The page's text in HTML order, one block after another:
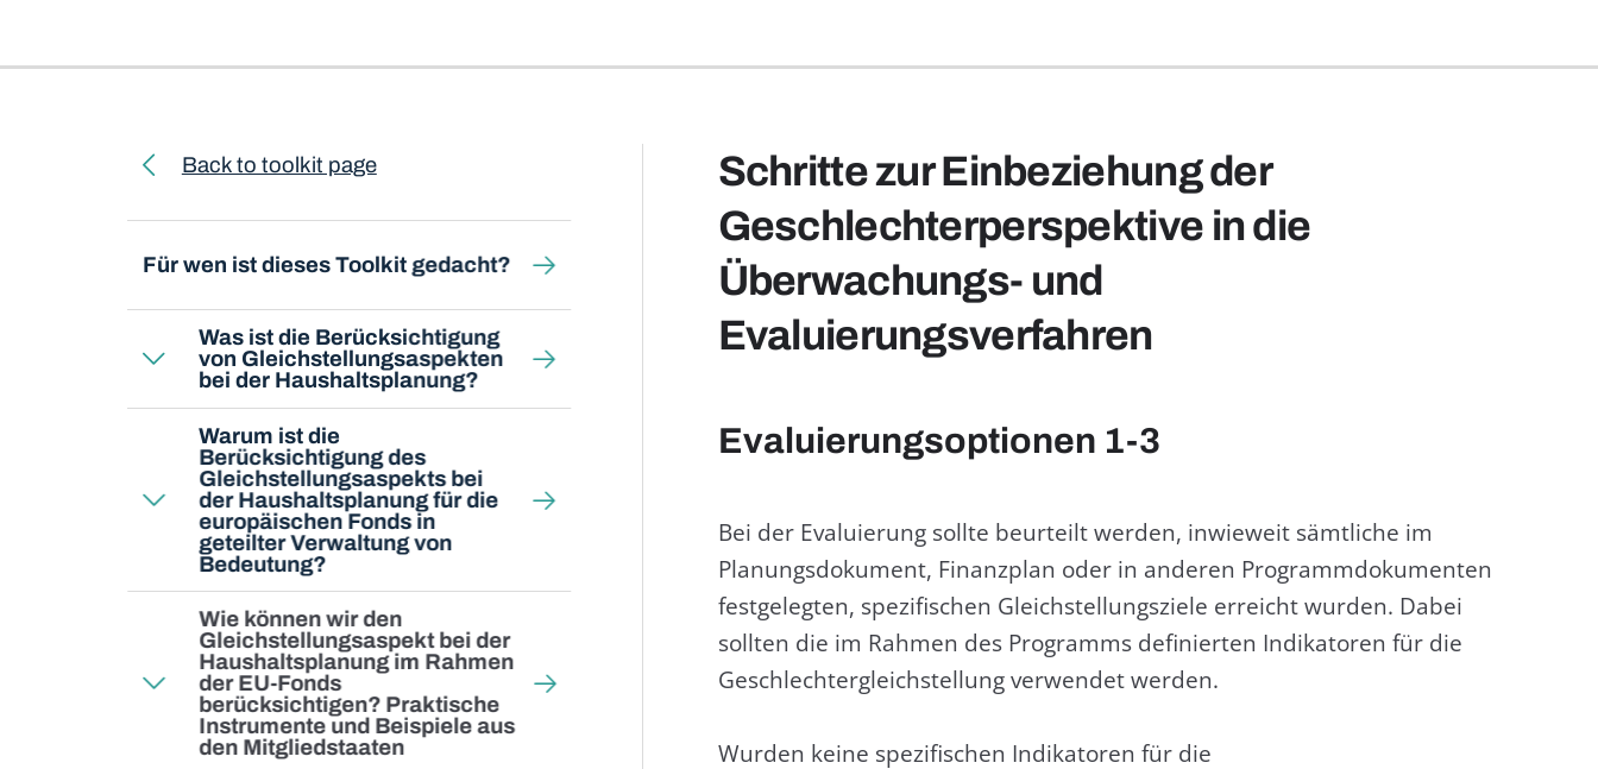
Toolkit navigation
Back to toolkit page
Für wen ist dieses Toolkit gedacht?
Was ist die Berücksichtigung
von Gleichstellungsaspekten
bei der Haushaltsplanung?
Warum ist die
Berücksichtigung des
Gleichstellungsaspekts bei
der Haushaltsplanung für die
europäischen Fonds in
geteilter Verwaltung von
Bedeutung?
Wie können wir den
Gleichstellungsaspekt bei der
Haushaltsplanung im Rahmen
der EU‑Fonds
berücksichtigen? Praktische
Instrumente und Beispiele aus
den Mitgliedstaaten
Schritte zur Einbeziehung der
Geschlechterperspektive in die
Überwachungs- und
Evaluierungsverfahren
Evaluierungsoptionen 1-3
Bei der Evaluierung sollte beurteilt werden, inwieweit sämtliche im
Planungsdokument, Finanzplan oder in anderen Programmdokumenten
festgelegten, spezifischen Gleichstellungsziele erreicht wurden. Dabei
sollten die im Rahmen des Programms definierten Indikatoren für die
Geschlechtergleichstellung verwendet werden.
Wurden keine spezifischen Indikatoren für die